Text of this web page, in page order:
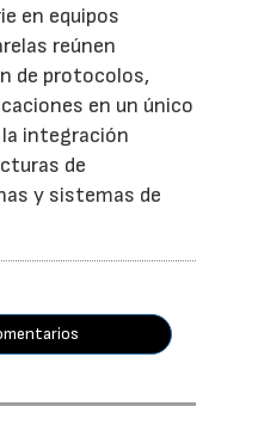
en equipos
reúnen
de protocolos,
en un único
integración
de
y sistemas de